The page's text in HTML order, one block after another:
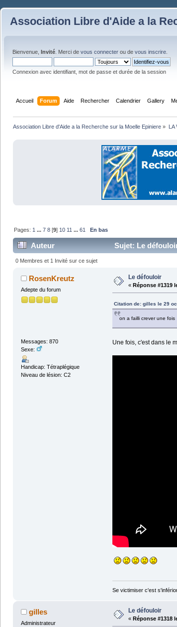
Association Libre d'Aide a la
Bienvenue, Invité . Merci de vous connecter ou de vous inscrire
Connexion avec identifiant, mot de passe et durée de la session
Accueil Forum Aide Rechercher Calendrier Gallery
Association Libre d'Aide a la Recherche sur la Moelle Epiniere » LA
Pages: 1 ...7 8 [9] 10 11 ...61 En bas
Auteur Sujet: Le
0 Membres et 1 Invité sur ce sujet
RosenKreutz
Adepte du forum
Messages: 870
Sexe:
Handicap: Tétraplégique
Niveau de lésion: C2
Le défouloir
« Réponse #1319
Citation de: gilles le 29
on a failli crever une fois
Une fois, c'est dans le
Se victimiser c'est
gilles
Administrateur
Le défouloir
« Réponse #1318